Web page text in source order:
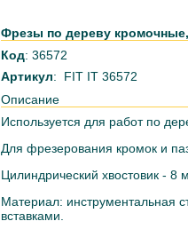
Фрезы по дереву
Код: 36572
Артикул: FIT IT 36572
Описание
Используется для работ по
Для фрезерования кромок и
Цилиндрический хвостовик - 8
Материал: инструментальная
вставками.